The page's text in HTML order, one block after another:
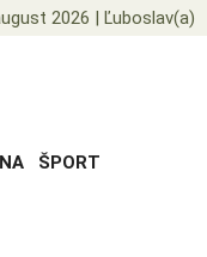
2026 | Ľuboslav(a)
ŠPORT